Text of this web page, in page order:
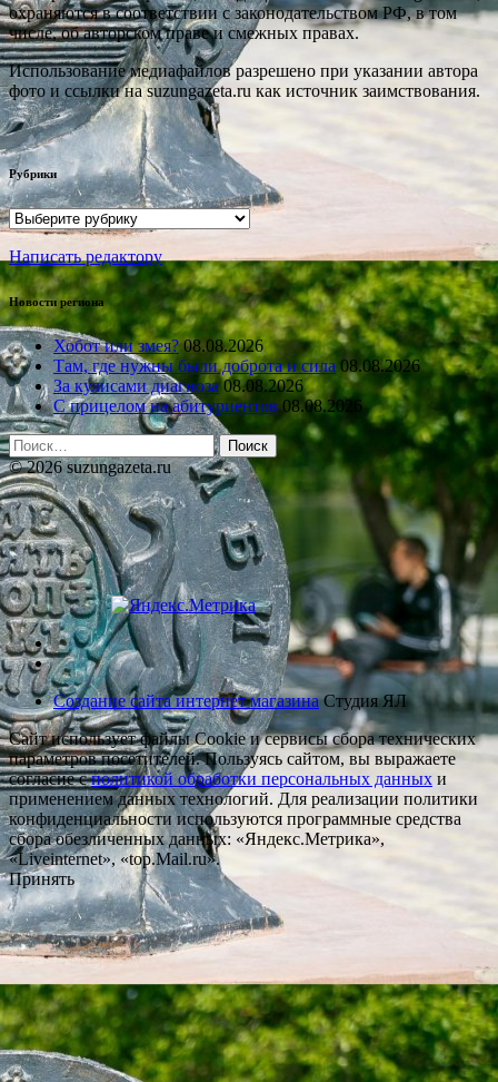
охраняются в соответствии с законодательством РФ, в том
числе, об авторском праве и смежных правах.
Использование медиафайлов разрешено при указании автора
фото и ссылки на suzungazeta.ru как источник заимствования.
Рубрики
Рубрики
Написать редактору
Новости региона
Хобот или змея? 08.08.2026
Там, где нужны были доброта и сила 08.08.2026
За кулисами диагноза 08.08.2026
С прицелом на абитуриентов 08.08.2026
Найти:
© 2026 suzungazeta.ru
Создание сайта интернет магазинаСтудия ЯЛ
Сайт использует файлы Cookie и сервисы сбора технических
параметров посетителей. Пользуясь сайтом, вы выражаете
согласие сполитикой обработки персональных данных и
применением данных технологий. Для реализации политики
конфиденциальности используются программные средства
сбора обезличенных данных: «Яндекс.Метрика»,
«Liveinternet», «top.Mail.ru».
Принять